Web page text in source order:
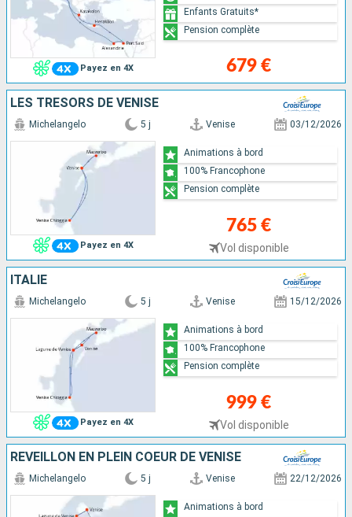
Payez en 4X 679 €
Enfants Gratuits*
Pension complète
LES TRÉSORS DE VENISE
Payez en 4X
Michelangelo 5 j Venise 03/12/2026
765 €
Vol disponible
Animations à bord
100% Francophone
Pension complète
ITALIE
Payez en 4X
Michelangelo 5 j Venise 15/12/2026
999 €
Vol disponible
Animations à bord
100% Francophone
Pension complète
RÉVEILLON EN PLEIN COEUR DE VENISE
Michelangelo 5 j Venise 22/12/2026
Animations à bord